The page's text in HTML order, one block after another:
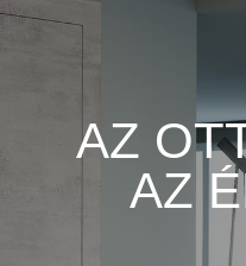
AZ
AZ